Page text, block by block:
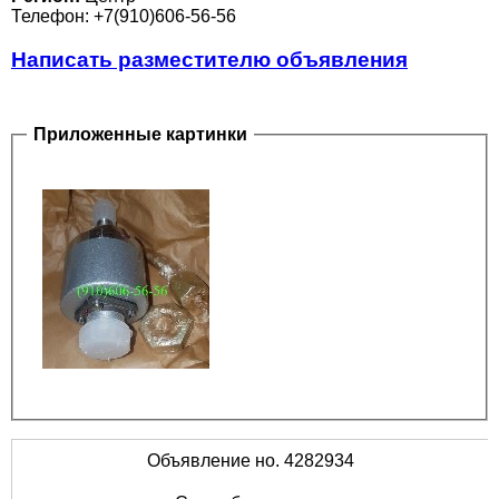
Телефон: +7(910)606-56-56
Написать разместителю объявления
Приложенные картинки
Объявление но. 4282934